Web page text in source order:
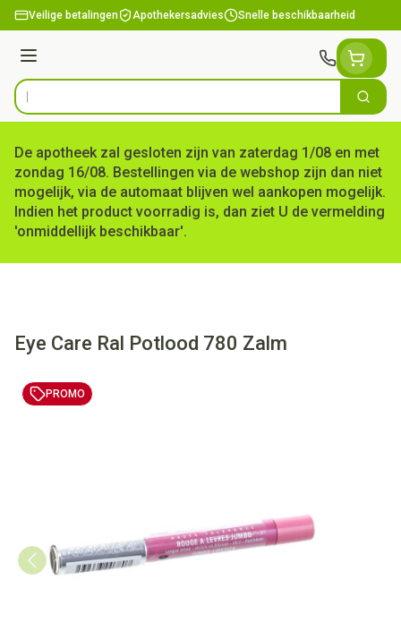
Ga naar de inhoud
Veilige betalingen Apothekersadvies Snelle beschikbaarheid
Menu
Product, merk, categorie... Zoek
De apotheek zal gesloten zijn van zaterdag 1/08 en met
zondag 16/08. Bestellingen via de webshop zijn dan niet
mogelijk, via de automaat blijven wel aankopen mogelijk.
Indien het product voorradig is, dan ziet U de vermelding
'onmiddellijk beschikbaar'.
Eye Care Ral Potlood 780 Zalm
PROMO